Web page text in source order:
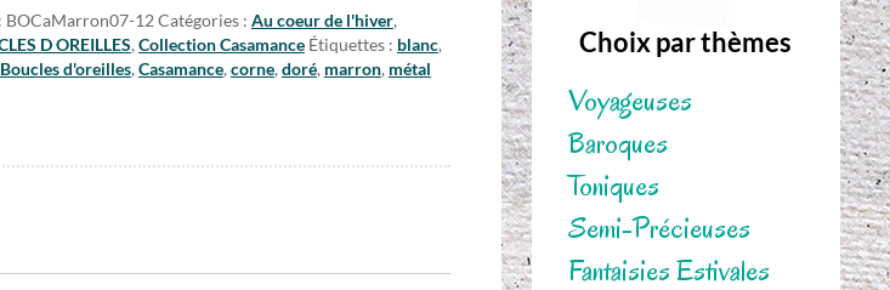
et
bois
-
BOCaMarron07-12 Catégories : Au coeur de l'hiver,
D OREILLES, Collection Casamance Étiquettes : blanc,
Boucles d'oreilles, Casamance, corne, doré, marron, métal
Choix par thèmes
Voyageuses
Baroques
Toniques
Semi-Précieuses
Fantaisies Estivales